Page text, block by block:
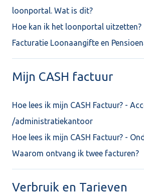
loonportal. Wat is dit?
Hoe kan ik het loonportal uitzetten?
Facturatie Loonaangifte en
Mijn CASH factuur
Hoe lees ik mijn CASH Factuur? -
/administratiekantoor
Hoe lees ik mijn CASH Factuur? -
Waarom ontvang ik twee facturen?
Verbruik en Tarieven